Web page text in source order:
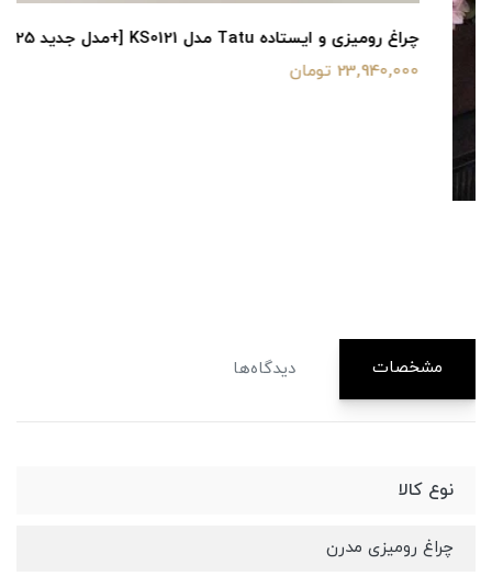
چراغ رومیزی و ایستاده Tatu مدل KS0121 [+مدل جدید 2025]
23,940,000 تومان
مشخصات دیدگاه‌ها
نوع کالا
چراغ رومیزی مدرن